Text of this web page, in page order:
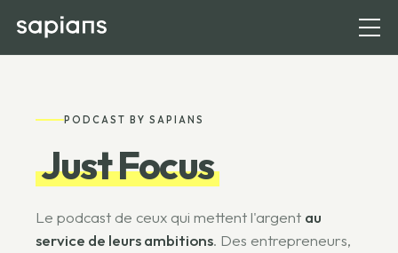
PODCAST BY SAPIANS
Just Focus
Le podcast de ceux qui mettent l'argent au
service de leurs ambitions. Des entrepreneurs,